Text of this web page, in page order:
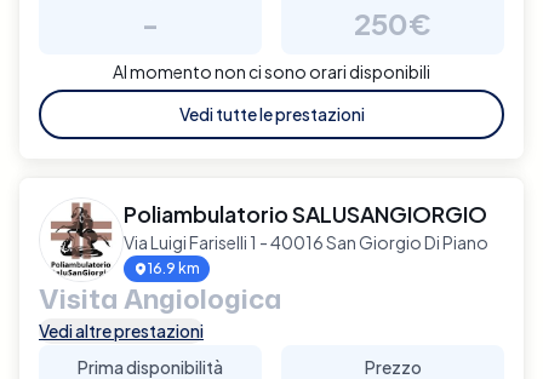
- 250€
Al momento non ci sono orari disponibili
Vedi tutte le prestazioni
Poliambulatorio SALUSANGIORGIO
Via Luigi Fariselli 1 - 40016 San Giorgio Di Piano
16.9 km
Visita Angiologica
Vedi altre prestazioni
Prima disponibilità
Prezzo